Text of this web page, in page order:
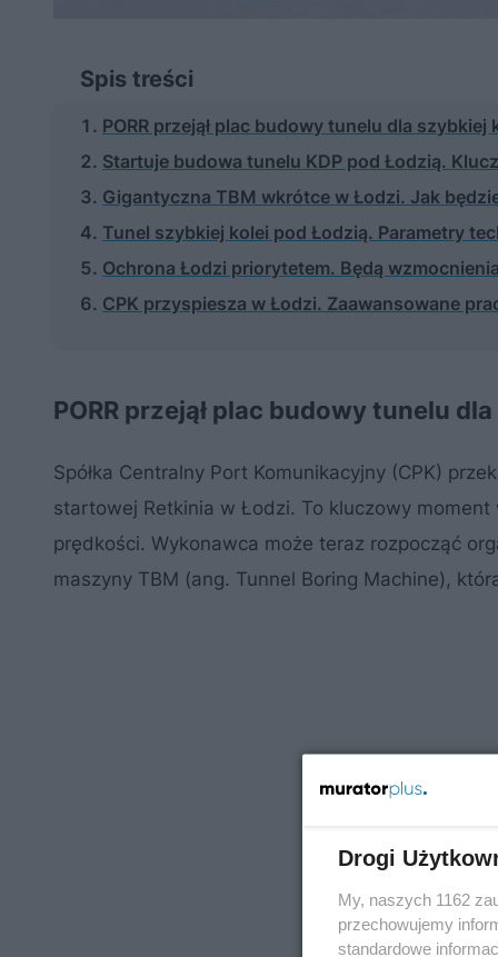
Spis treści
PORR przejął plac budowy tunelu dla szybkiej
Startuje budowa tunelu KDP pod Łodzią.
Gigantyczna TBM wkrótce w Łodzi. Jak
Tunel szybkiej kolei pod Łodzią. Parametry
Ochrona Łodzi priorytetem. Będą
CPK przyspiesza w Łodzi. Zaawansowane
PORR przejął plac budowy tunelu
Spółka Centralny Port Komunikacyjny (CPK)
startowej Retkinia w Łodzi. To kluczowy
prędkości. Wykonawca może teraz rozpocząć
maszyny TBM (ang. Tunnel Boring Machine),
Drogi
My, naszych 1162
przechowujemy
standardowe